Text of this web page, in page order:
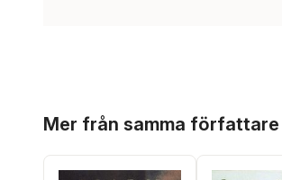
Mer från samma författare